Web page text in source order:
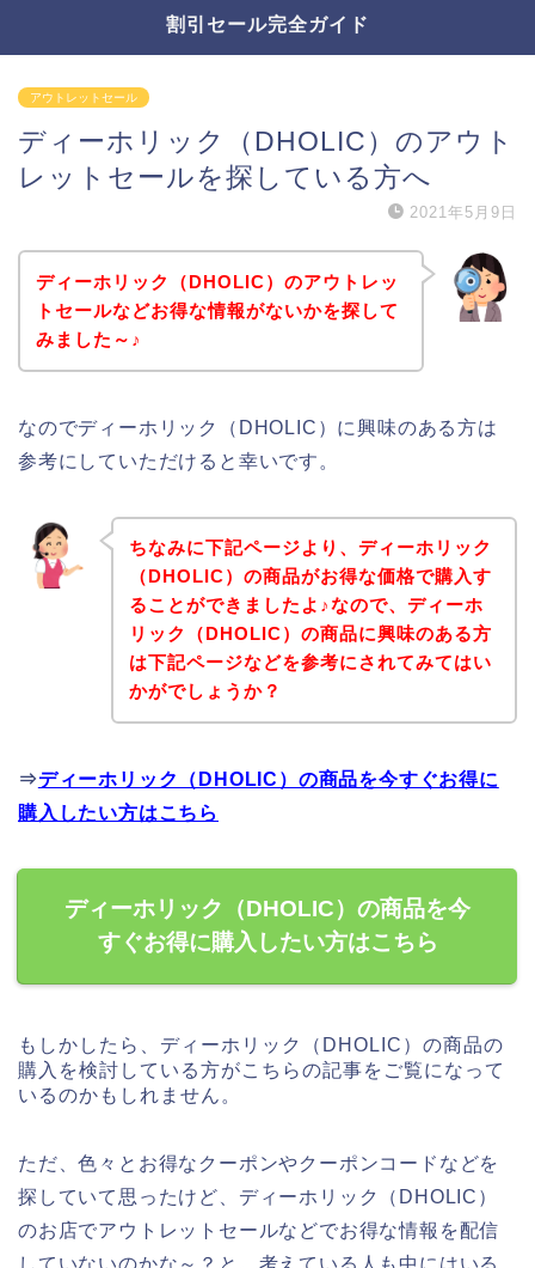
割引セール完全ガイド
アウトレットセール
ディーホリック（DHOLIC）のアウト
レットセールを探している方へ
2021年5月9日
ディーホリック（DHOLIC）のアウトレッ
トセールなどお得な情報がないかを探して
みました～♪
なのでディーホリック（DHOLIC）に興味のある方は
参考にしていただけると幸いです。
ちなみに下記ページより、ディーホリック
（DHOLIC）の商品がお得な価格で購入す
ることができましたよ♪なので、ディーホ
リック（DHOLIC）の商品に興味のある方
は下記ページなどを参考にされてみてはい
かがでしょうか？
⇒ディーホリック（DHOLIC）の商品を今すぐお得に
購入したい方はこちら
ディーホリック（DHOLIC）の商品を今
すぐお得に購入したい方はこちら
もしかしたら、ディーホリック（DHOLIC）の商品の
購入を検討している方がこちらの記事をご覧になって
いるのかもしれません。
ただ、色々とお得なクーポンやクーポンコードなどを
探していて思ったけど、ディーホリック（DHOLIC）
のお店でアウトレットセールなどでお得な情報を配信